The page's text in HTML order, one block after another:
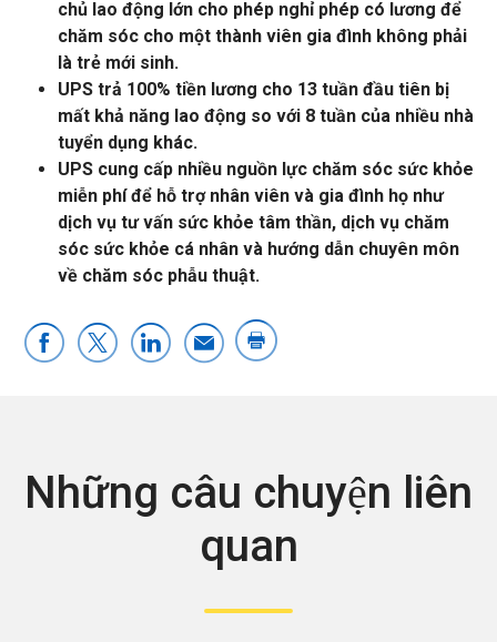
chủ lao động lớn cho phép nghỉ phép có lương để
chăm sóc cho một thành viên gia đình không phải
là trẻ mới sinh.
UPS trả 100% tiền lương cho 13 tuần đầu tiên bị
mất khả năng lao động so với 8 tuần của nhiều nhà
tuyển dụng khác.
UPS cung cấp nhiều nguồn lực chăm sóc sức khỏe
miễn phíđể hỗ trợ nhân viên và gia đình họ như
dịch vụ tư vấn sức khỏe tâm thần, dịch vụ chăm
sóc sức khỏe cá nhân và hướng dẫn chuyên môn
về chăm sóc phẫu thuật.
Những câu chuyện liên
quan